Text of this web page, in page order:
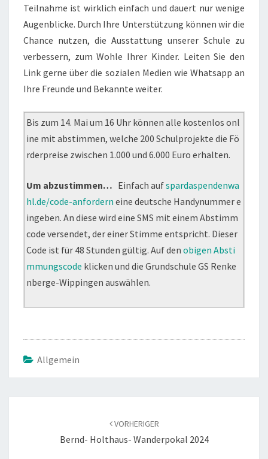
Teilnahme ist wirklich einfach und dauert nur wenige
Augenblicke. Durch Ihre Unterstützung können wir die
Chance nutzen, die Ausstattung unserer Schule zu
verbessern, zum Wohle Ihrer Kinder. Leiten Sie den
Link gerne über die sozialen Medien wie Whatsapp an
Ihre Freunde und Bekannte weiter.
Bis zum 14. Mai um 16 Uhr können alle kostenlos onl
ine mit abstimmen, welche 200 Schulprojekte die Fö
rderpreise zwischen 1.000 und 6.000 Euro erhalten.
Um abzustimmen… Einfach aufspardaspendenwa
hl.de/code-anfordern eine deutsche Handynummer e
ingeben. An diese wird eine SMS mit einem Abstimm
code versendet, der einer Stimme entspricht. Dieser
Code ist für 48 Stunden gültig. Auf denobigen Absti
mmungscode klicken und die Grundschule GS Renke
nberge-Wippingen auswählen.
Allgemein
VORHERIGER
Bernd- Holthaus- Wanderpokal 2024